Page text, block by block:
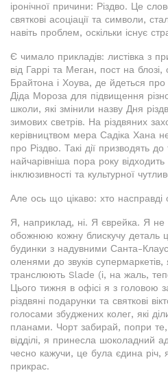
іронічної причини: Різдво. Це
святкові асоціації та символи,
навіть проблем, оскільки існує
Є чимало прикладів: листівка з
від Гаррі та Меган, пост на
Брайтона і Хоува, де йдеться про
Діда Мороза для підвищення
школи, які змінили назву Дня
зимових светрів. На різдвяних
керівництвом мера Садіка Хана
про Різдво. Такі дії призводять
найчарівніша пора року
інклюзивності та культурної
Але ось що цікаво: хто насправді
Я, наприклад, ні. Я єврейка. Я не
обожнюю кожну блискучу деталь
будинки з надувними Санта-
оленями до звуків супермаркетів,
транслюють Slade (і, на жаль,
Цього тижня в офісі я з головою
різдвяні подарунки та святкові
голосами збуджених колег, які
планами. Чорт забирай, попри
відділі, я принесла шоколадний
чесно кажучи, це була єдина річ,
прикрас.